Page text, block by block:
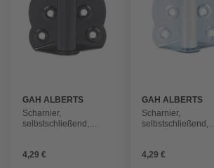
GAH ALBERTS
Scharnier,
selbstschließend,
4,29 €
GAH ALBERTS
Scharnier,
selbstschließend,
4,29 €